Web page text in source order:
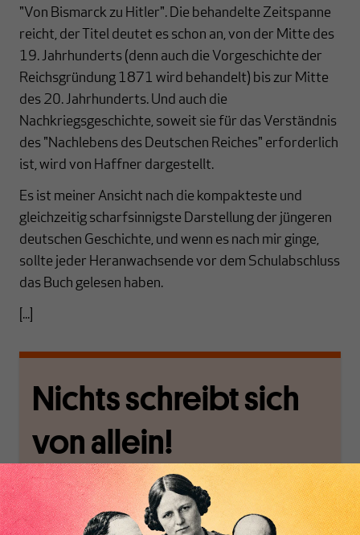
"Von Bismarck zu Hitler". Die behandelte Zeitspanne
reicht, der Titel deutet es schon an, von der Mitte des
19. Jahrhunderts (denn auch die Vorgeschichte der
Reichsgründung 1871 wird behandelt) bis zur Mitte
des 20. Jahrhunderts. Und auch die
Nachkriegsgeschichte, soweit sie für das Verständnis
des "Nachlebens des Deutschen Reiches" erforderlich
ist, wird von Haffner dargestellt.
Es ist meiner Ansicht nach die kompakteste und
gleichzeitig scharfsinnigste Darstellung der jüngeren
deutschen Geschichte, und wenn es nach mir ginge,
sollte jeder Heranwachsende vor dem Schulabschluss
das Buch gelesen haben.
[...]
Nichts schreibt sich
von allein!
Nur für Abonnenten
MAKROSKOP analysiert
Wir verlassen die